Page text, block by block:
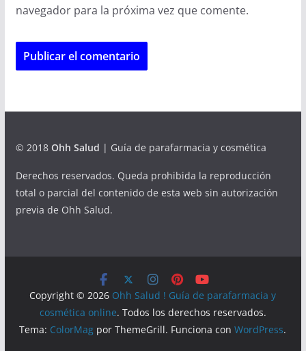
navegador para la próxima vez que comente.
© 2018 Ohh Salud | Guía de parafarmacia y cosmética
Derechos reservados. Queda prohibida la reproducción
total o parcial del contenido de esta web sin autorización
previa de Ohh Salud.
Copyright © 2026 Ohh Salud ! Guía de parafarmacia y
cosmética online. Todos los derechos reservados.
Tema: ColorMag por ThemeGrill. Funciona conWordPress.